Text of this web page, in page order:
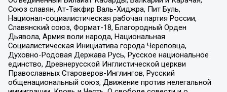
Союз славян, Ат-Такфир Валь-Хиджра, Пит Буль,
Национал-социалистическая рабочая партия России,
Славянский союз, Формат-18, Благородный Орден
Дьявола, Армия воли народа, Национальная
Социалистическая Инициатива города Череповца,
Духовно-Родовая Держава Русь, Русское национальное
единство, Древнерусской Инглистической церкви
Православных Староверов-Инглингов, Русский
общенациональный союз, Движение против нелегальной